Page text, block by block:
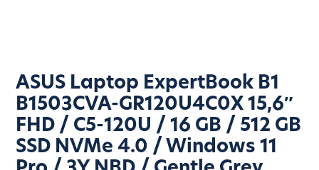
ASUS Laptop ExpertBook B1
B1503CVA-GR120U4C0X 15,6″
FHD / C5-120U / 16 GB / 512 GB
SSD NVMe 4.0 / Windows 11